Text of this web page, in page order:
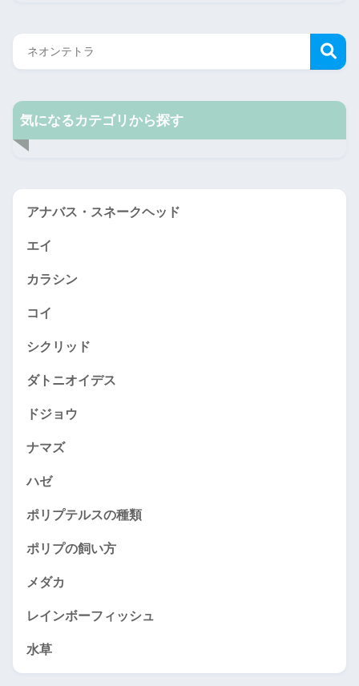
気になるカテゴリから探す
アナバス・スネークヘッド
エイ
カラシン
コイ
シクリッド
ダトニオイデス
ドジョウ
ナマズ
ハゼ
ポリプテルスの種類
ポリプの飼い方
メダカ
レインボーフィッシュ
水草